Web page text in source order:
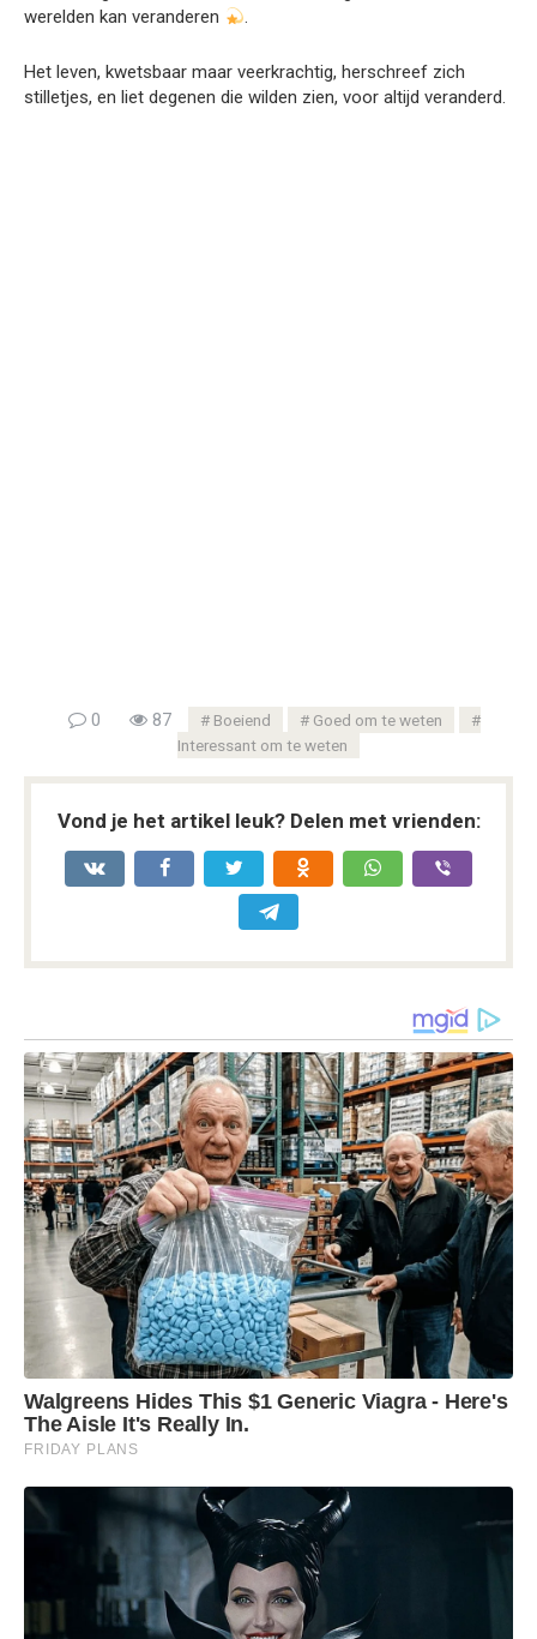
werelden kan veranderen
.
Het leven, kwetsbaar maar veerkrachtig, herschreef zich
stilletjes, en liet degenen die wilden zien, voor altijd veranderd.
0 87 Boeiend
Goed om te weten
Interessant om te weten
Vond je het artikel leuk? Delen met vrienden: